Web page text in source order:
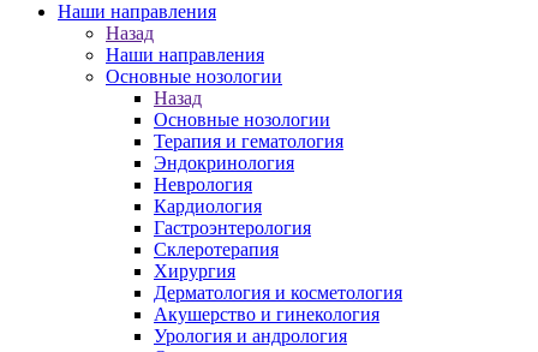
Наши направления
Назад
Наши направления
Основные нозологии
Назад
Основные нозологии
Терапия и гематология
Эндокринология
Неврология
Кардиология
Гастроэнтерология
Склеротерапия
Хирургия
Дерматология и косметология
Акушерство и гинекология
Урология и андрология